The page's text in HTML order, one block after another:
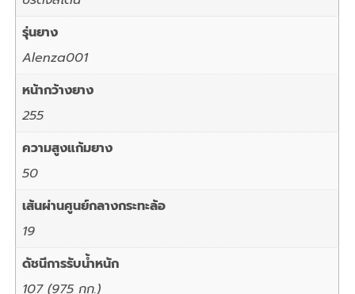
รุ่นยาง
Alenza001
หน้ากว้างยาง
255
ความสูงแก้มยาง
50
เส้นผ่านศูนย์กลางกระทะล้อ
19
ดัชนีการรับน้ำหนัก
107 (975 กก.)